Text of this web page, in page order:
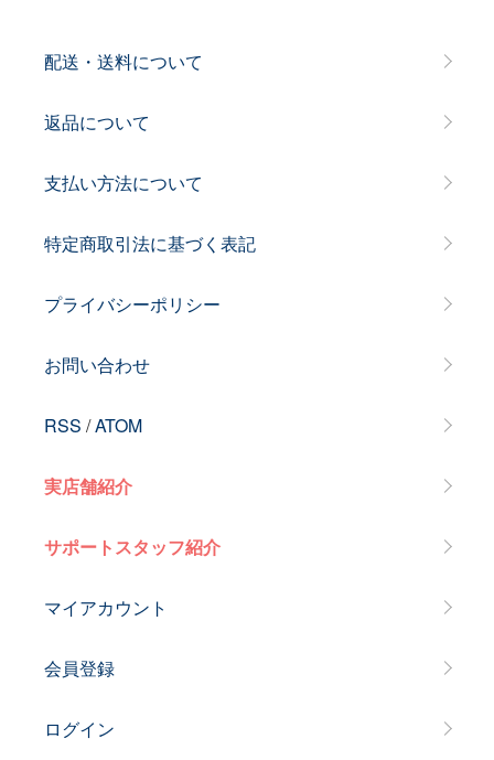
配送・送料について
返品について
支払い方法について
特定商取引法に基づく表記
プライバシーポリシー
お問い合わせ
RSS /ATOM
実店舗紹介
サポートスタッフ紹介
マイアカウント
会員登録
ログイン